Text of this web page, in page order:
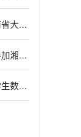
喜报！张家界学院在2025年湖南省大学生财务大数据应用能力竞赛中斩获佳绩
张家界学院组织2026届毕业生参加湘西及张家界片区秋季供需见面会
喜报！我校在2025年湖南省大学生数学建模竞赛中喜获一等奖 实现历史性突破